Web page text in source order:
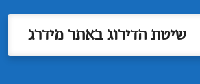
שיטת הדירוג באתר מידרג